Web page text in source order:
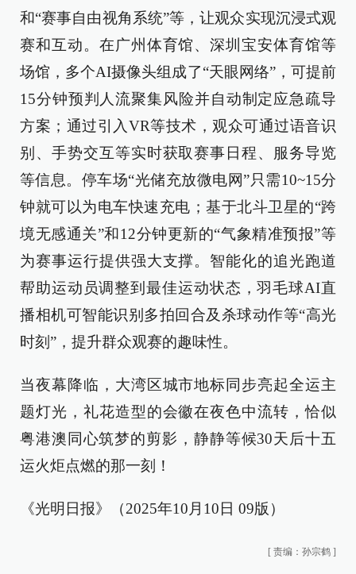
和“赛事自由视角系统”等，让观众实现沉浸式观
赛和互动。在广州体育馆、深圳宝安体育馆等
场馆，多个AI摄像头组成了“天眼网络”，可提前
15分钟预判人流聚集风险并自动制定应急疏导
方案；通过引入VR等技术，观众可通过语音识
别、手势交互等实时获取赛事日程、服务导览
等信息。停车场“光储充放微电网”只需10~15分
钟就可以为电车快速充电；基于北斗卫星的“跨
境无感通关”和12分钟更新的“气象精准预报”等
为赛事运行提供强大支撑。智能化的追光跑道
帮助运动员调整到最佳运动状态，羽毛球AI直
播相机可智能识别多拍回合及杀球动作等“高光
时刻”，提升群众观赛的趣味性。
当夜幕降临，大湾区城市地标同步亮起全运主
题灯光，礼花造型的会徽在夜色中流转，恰似
粤港澳同心筑梦的剪影，静静等候30天后十五
运火炬点燃的那一刻！
《光明日报》（2025年10月10日 09版）
[ 责编：孙宗鹤 ]